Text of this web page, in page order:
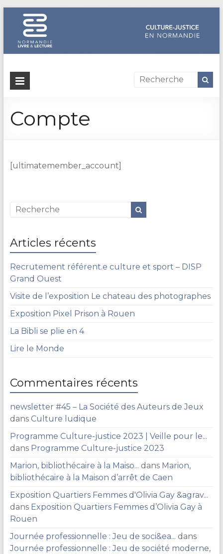
Dispositif
justice
Un
Normandie
Lecture
Compte
[ultimatemember_account]
Articles récents
Recrutement référent.e culture et sport – DISP
Grand Ouest
Visite de l’exposition Le chateau des photographes
Exposition Pixel Prison à Rouen
La Bibli se plie en 4
Lire le Monde
Commentaires récents
newsletter #45 – La Société des Auteurs de Jeux
dans Culture ludique
Programme Culture-justice 2023 | Veille pour le...
dans Programme Culture-justice 2023
Marion, bibliothécaire à la Maiso... dans Marion,
bibliothécaire à la Maison d’arrêt de Caen
Exposition Quartiers Femmes d'Olivia Gay &agrav...
dans Exposition Quartiers Femmes d’Olivia Gay à
Rouen
Journée professionnelle : Jeu de soci&ea... dans
Journée professionnelle : Jeu de société moderne,